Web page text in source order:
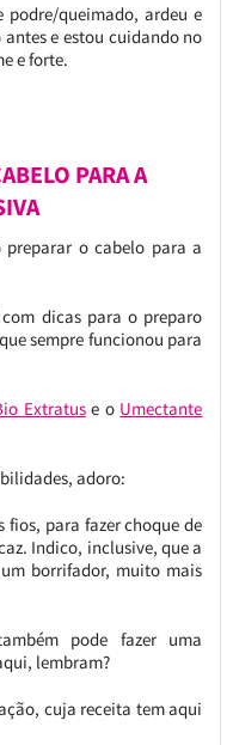
podre/queimado, ardeu e
e estou cuidando no
e forte.
PARA A
preparar o cabelo para a
dicas para o preparo
sempre funcionou para
Extratuse o Umectante
adoro:
fios, para fazer choque de
Indico, inclusive, que a
borrifador, muito mais
pode fazer uma
lembram?
cuja receita tem aqui